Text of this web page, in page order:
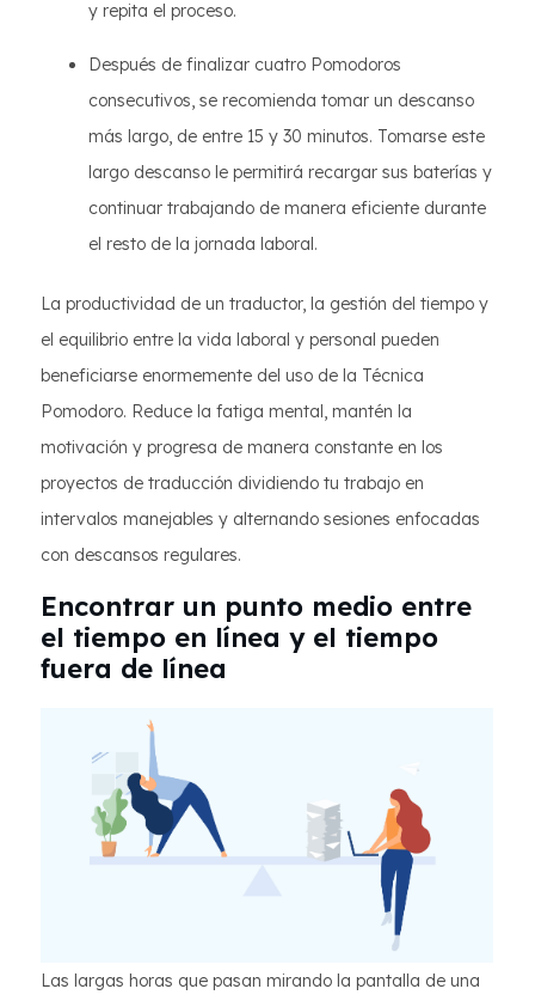
y repita el proceso.
Después de finalizar cuatro Pomodoros
consecutivos, se recomienda tomar un descanso
más largo, de entre 15 y 30 minutos. Tomarse este
largo descanso le permitirá recargar sus baterías y
continuar trabajando de manera eficiente durante
el resto de la jornada laboral.
La productividad de un traductor, la gestión del tiempo y
el equilibrio entre la vida laboral y personal pueden
beneficiarse enormemente del uso de la Técnica
Pomodoro. Reduce la fatiga mental, mantén la
motivación y progresa de manera constante en los
proyectos de traducción dividiendo tu trabajo en
intervalos manejables y alternando sesiones enfocadas
con descansos regulares.
Encontrar un punto medio entre
el tiempo en línea y el tiempo
fuera de línea
Las largas horas que pasan mirando la pantalla de una